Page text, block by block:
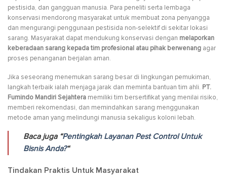
pestisida, dan gangguan manusia. Para peneliti serta lembaga
konservasi mendorong masyarakat untuk membuat zona penyangga
dan mengurangi penggunaan pestisida non-selektif di sekitar lokasi
sarang. Masyarakat dapat mendukung konservasi dengan melaporkan
keberadaan sarang kepada tim profesional atau pihak berwenang agar
proses penanganan berjalan aman.
Jika seseorang menemukan sarang besar di lingkungan pemukiman,
langkah terbaik ialah menjaga jarak dan meminta bantuan tim ahli. PT.
Fumindo Mandiri Sejahtera memiliki tim bersertifikat yang menilai risiko,
memberi rekomendasi, dan memindahkan sarang menggunakan
metode aman yang melindungi manusia sekaligus koloni lebah.
Baca juga “Pentingkah Layanan Pest Control Untuk
Bisnis Anda?“
Tindakan Praktis Untuk Masyarakat